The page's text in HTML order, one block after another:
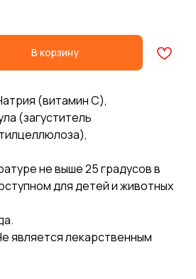
В корзину
(витамин С),
(загуститель
не выше 25 градусов в
для детей и животных
является лекарственным